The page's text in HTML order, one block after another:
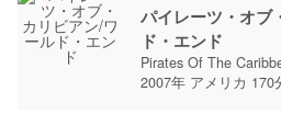
パイレーツ・オブ
ド・エンド
Pirates Of The
2007年 アメリカ 170